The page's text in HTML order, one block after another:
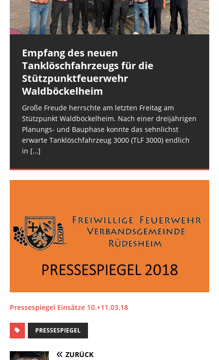
Empfang des neuen
Tanklöschfahrzeugs für die
Stützpunktfeuerwehr
Waldböckelheim
Große Freude herrschte am letzten Freitag am
Stützpunkt Waldböckelheim. Nach einer dreijährigen
Planungs- und Bauphase konnte das sehnlichst
erwarte Tanklöschfahrzeug 3000 (TLF 3000) endlich
in […]
Rüdesheim: Notfalltüröffnung
Die Rüdesheimer Feuerwehr wurde am
Mittwochmorgen zu einer Notfalltüröffnung in der
Rüdesheimer Ortslage alarmiert. (rg) Bildquelle:
Rüdesheim: Wasser in Stromkasten
Im Keller eines Mehrfamilienhauses im Rüdesheimer
Schlittweg stand am Dienstagmittag ein
Stromverteilkasten unter Wasser. Ursache war ein
Obergeschoss. Für[…]
und der FEZ Rüdesheim am Montagabend. Es
handelte sich
[…]
und Polizei. Gegen 16:30 Uhr erfolgte die
überörtliche Anforderung der
[…]
Pressespiegel Einsätze 10.+11.03.18
PRESSESPIEGEL
ZURÜCK